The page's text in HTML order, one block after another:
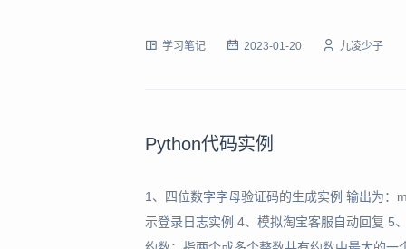
学习笔记 2023-01-20 九凌少子
Python代码实例
1、四位数字字母验证码的生成实例 输出为
示登录日志实例 4、模拟淘宝客服自动回复 5